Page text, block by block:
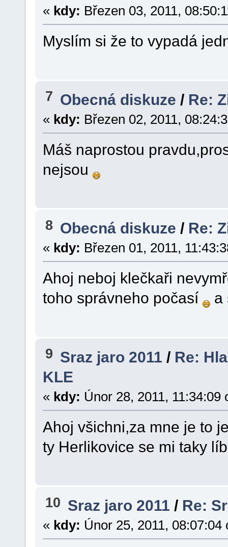
« kdy: Březen 03, 2011,
Myslím si že to vypadá
7 Obecná diskuze / Re:
« kdy: Březen 02, 2011,
Máš naprostou
nejsou
8 Obecná diskuze / Re:
« kdy: Březen 01, 2011,
Ahoj neboj klečkaři
toho správneho počasí
a
9 Sraz jaro 2011 / Re:
KLE
« kdy: Únor 28, 2011, 11:34:09
Ahoj všichni,za mne je to
ty Herlikovice se mi taky
10 Sraz jaro 2011 / Re:
« kdy: Únor 25, 2011, 08:07:04